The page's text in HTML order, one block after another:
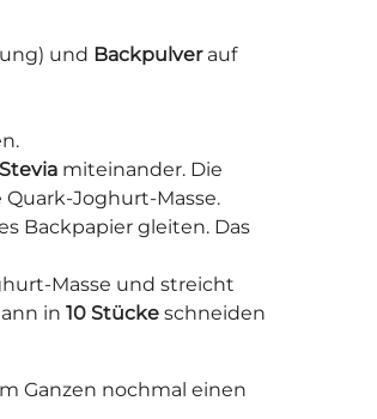
und Backpulverauf
Stevia miteinander. Die
Joghurt-Masse.
Backpapier gleiten. Das
Masse und streicht
in 10 Stücke schneiden
Ganzen nochmal einen